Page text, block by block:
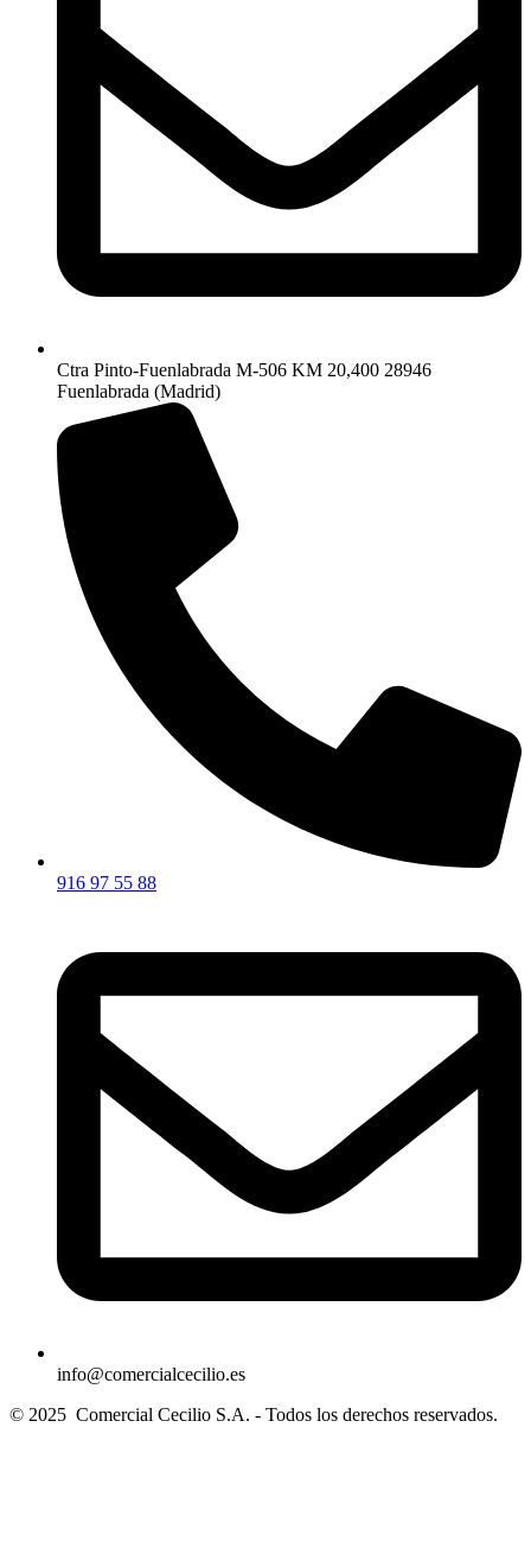
Ctra Pinto-Fuenlabrada M-506 KM 20,400 28946
Fuenlabrada (Madrid)
916 97 55 88
info@comercialcecilio.es
© 2025 Comercial Cecilio S.A. - Todos los derechos reservados.